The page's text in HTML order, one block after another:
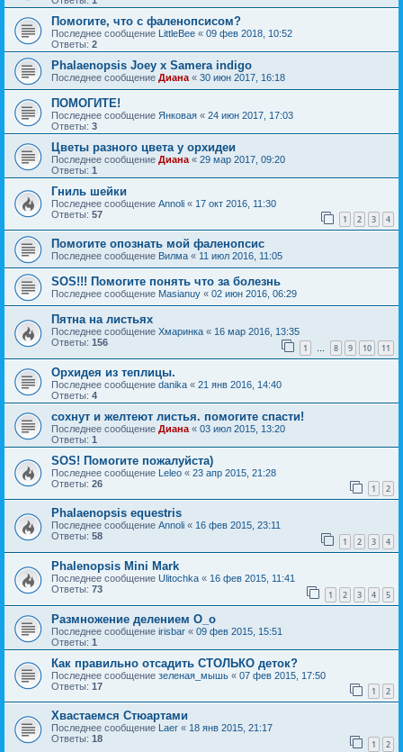
Помогите, что с фаленопсисом?
Последнее сообщение LittleBee « 09 фев 2018, 10:52
Ответы: 2
Phalaenopsis Joey x Samera indigo
Последнее сообщение Диана « 30 июн 2017, 16:18
ПОМОГИТЕ!
Последнее сообщение Янковая « 24 июн 2017, 17:03
Ответы: 3
Цветы разного цвета у орхидеи
Последнее сообщение Диана « 29 мар 2017, 09:20
Ответы: 1
Гниль шейки
Последнее сообщение Annoli « 17 окт 2016, 11:30
Ответы: 57 1 2 3 4
Помогите опознать мой фаленопсис
Последнее сообщение Вилма « 11 июл 2016, 11:05
SOS!!! Помогите понять что за болезнь
Последнее сообщение Masianuy « 02 июн 2016, 06:29
Пятна на листьях
Последнее сообщение Хмаринка « 16 мар 2016, 13:35
Ответы: 156 1 … 8 9 10 11
Орхидея из теплицы.
Последнее сообщение danika « 21 янв 2016, 14:40
Ответы: 4
сохнут и желтеют листья. помогите спасти!
Последнее сообщение Диана « 03 июл 2015, 13:20
Ответы: 1
SOS! Помогите пожалуйста)
Последнее сообщение Leleo « 23 апр 2015, 21:28
Ответы: 26 1 2
Phalaenopsis equestris
Последнее сообщение Annoli « 16 фев 2015, 23:11
Ответы: 58 1 2 3 4
Phalenopsis Mini Mark
Последнее сообщение Ulitochka « 16 фев 2015, 11:41
Ответы: 73 1 2 3 4 5
Размножение делением О_о
Последнее сообщение irisbar « 09 фев 2015, 15:51
Ответы: 1
Как правильно отсадить СТОЛЬКО деток?
Последнее сообщение зеленая_мышь « 07 фев 2015, 17:50
Ответы: 17 1 2
Хвастаемся Стюартами
Последнее сообщение Laer « 18 янв 2015, 21:17
Ответы: 18 1 2